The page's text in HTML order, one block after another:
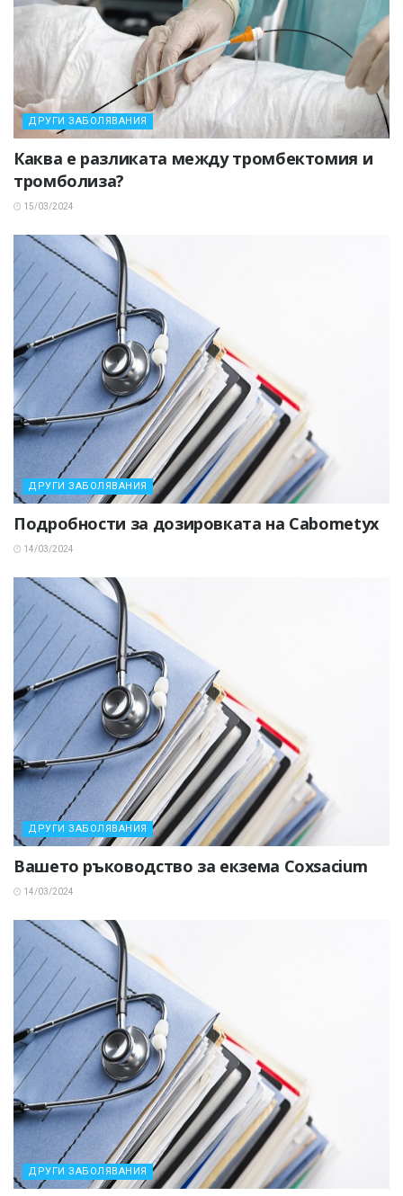
ДРУГИ ЗАБОЛЯВАНИЯ
Каква е разликата между тромбектомия и
тромболиза?
15/03/2024
ДРУГИ ЗАБОЛЯВАНИЯ
Подробности за дозировката на Cabometyx
14/03/2024
ДРУГИ ЗАБОЛЯВАНИЯ
Вашето ръководство за екзема Coxsacium
14/03/2024
ДРУГИ ЗАБОЛЯВАНИЯ